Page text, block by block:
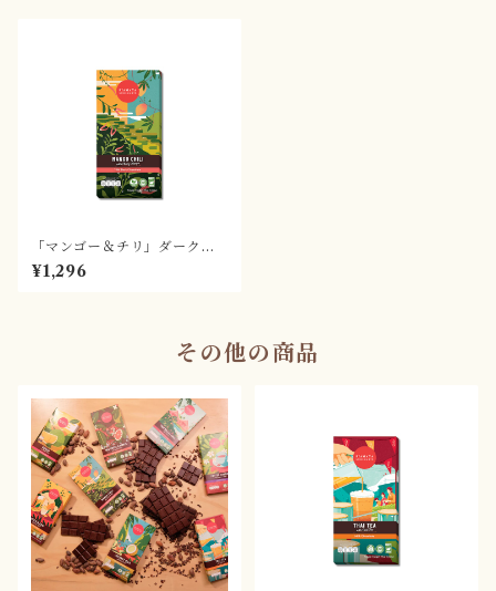
「マンゴー＆チリ」ダークチ
ョコレート70%
¥1,296
その他の商品